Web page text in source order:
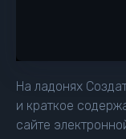
На ладонях
и краткое
сайте